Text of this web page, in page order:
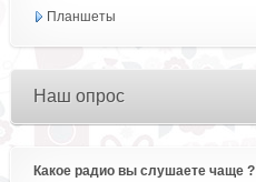
Планшеты
Наш опрос
Какое радио вы слушаете чаще ?